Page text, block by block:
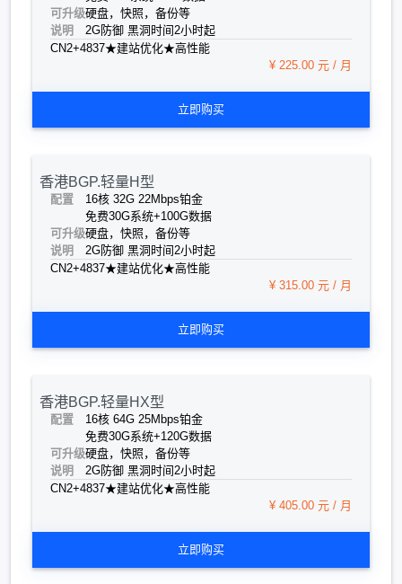
可升级硬盘，快照，备份等
说明
2G防御 黑洞时间2小时起
CN2+4837★建站优化★高性能
¥ 225.00 元 / 月
立即购买
香港BGP.轻量H型
配置 16核 32G 22Mbps铂金
免费30G系统+100G数据
可升级硬盘，快照，备份等
说明
2G防御 黑洞时间2小时起
CN2+4837★建站优化★高性能
¥ 315.00 元 / 月
立即购买
香港BGP.轻量HX型
配置 16核 64G 25Mbps铂金
免费30G系统+120G数据
可升级硬盘，快照，备份等
说明
2G防御 黑洞时间2小时起
CN2+4837★建站优化★高性能
¥ 405.00 元 / 月
立即购买